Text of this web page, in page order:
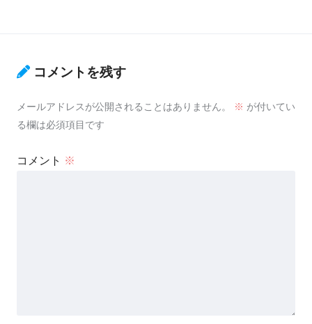
コメントを残す
メールアドレスが公開されることはありません。 ※ が付いてい
る欄は必須項目です
コメント ※